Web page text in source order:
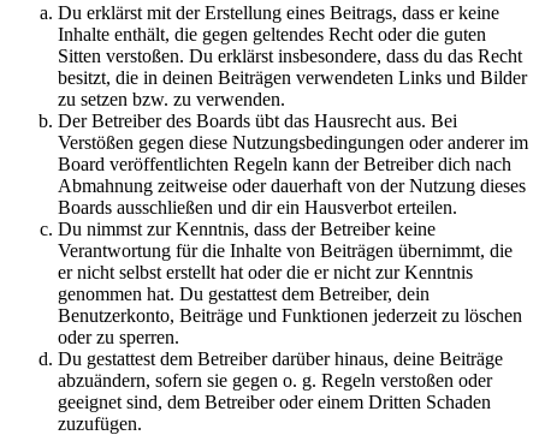
Du erklärst mit der Erstellung eines Beitrags, dass er keine
Inhalte enthält, die gegen geltendes Recht oder die guten
Sitten verstoßen. Du erklärst insbesondere, dass du das Recht
besitzt, die in deinen Beiträgen verwendeten Links und Bilder
zu setzen bzw. zu verwenden.
Der Betreiber des Boards übt das Hausrecht aus. Bei
Verstößen gegen diese Nutzungsbedingungen oder anderer im
Board veröffentlichten Regeln kann der Betreiber dich nach
Abmahnung zeitweise oder dauerhaft von der Nutzung dieses
Boards ausschließen und dir ein Hausverbot erteilen.
Du nimmst zur Kenntnis, dass der Betreiber keine
Verantwortung für die Inhalte von Beiträgen übernimmt, die
er nicht selbst erstellt hat oder die er nicht zur Kenntnis
genommen hat. Du gestattest dem Betreiber, dein
Benutzerkonto, Beiträge und Funktionen jederzeit zu löschen
oder zu sperren.
Du gestattest dem Betreiber darüber hinaus, deine Beiträge
abzuändern, sofern sie gegen o. g. Regeln verstoßen oder
geeignet sind, dem Betreiber oder einem Dritten Schaden
zuzufügen.